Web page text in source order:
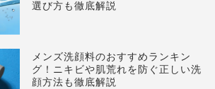
選び方も徹底解説
メンズ洗顔料のおすすめランキン
グ！ニキビや肌荒れを防ぐ正しい洗
顔方法も徹底解説